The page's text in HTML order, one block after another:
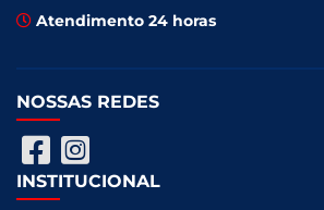
Atendimento 24 horas
NOSSAS REDES
INSTITUCIONAL